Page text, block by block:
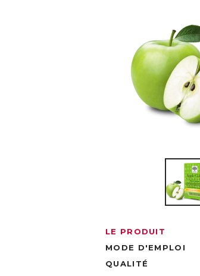
LE PRODUIT
MODE D'EMPLOI
QUALITÉ